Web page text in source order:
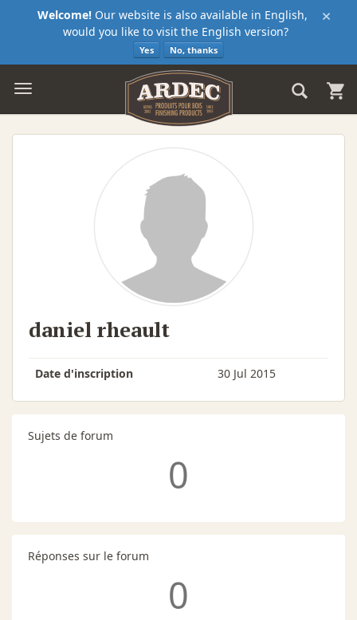
×
Welcome! Our website is also available in English,
would you like to visit the English version?
Yes No, thanks
daniel rheault
Date d'inscription 30 Jul 2015
Sujets de forum
0
Réponses sur le forum
0